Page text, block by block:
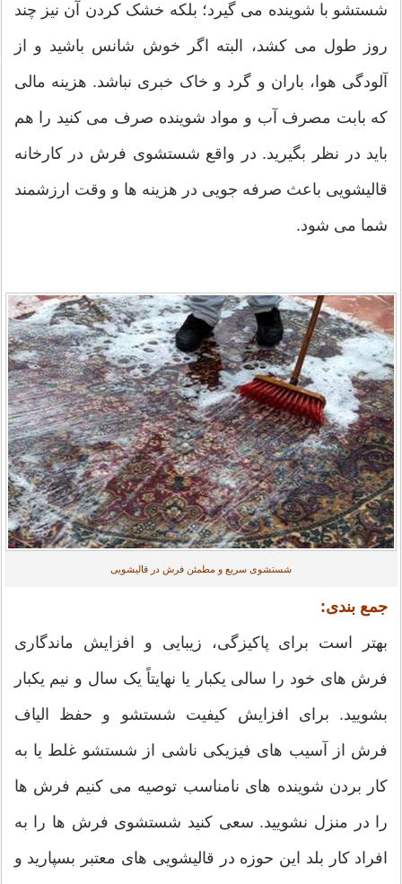
شستشو با شوینده می گیرد؛ بلکه خشک کردن آن نیز چند
روز طول می کشد، البته اگر خوش شانس باشید و از
آلودگی هوا، باران و گرد و خاک خبری نباشد. هزینه مالی
که بابت مصرف آب و مواد شوینده صرف می کنید را هم
باید در نظر بگیرید. در واقع شستشوی فرش در کارخانه
قالیشویی باعث صرفه جویی در هزینه ها و وقت ارزشمند
شما می شود.
شستشوی سریع و مطمئن فرش در قالیشویی
جمع بندی:
بهتر است برای پاکیزگی، زیبایی و افزایش ماندگاری
فرش های خود را سالی یکبار یا نهایتاً یک سال و نیم یکبار
بشویید. برای افزایش کیفیت شستشو و حفظ الیاف
فرش از آسیب های فیزیکی ناشی از شستشو غلط یا به
کار بردن شوینده های نامناسب توصیه می کنیم فرش ها
را در منزل نشویید. سعی کنید شستشوی فرش ها را به
افراد کار بلد این حوزه در قالیشویی های معتبر بسپارید و